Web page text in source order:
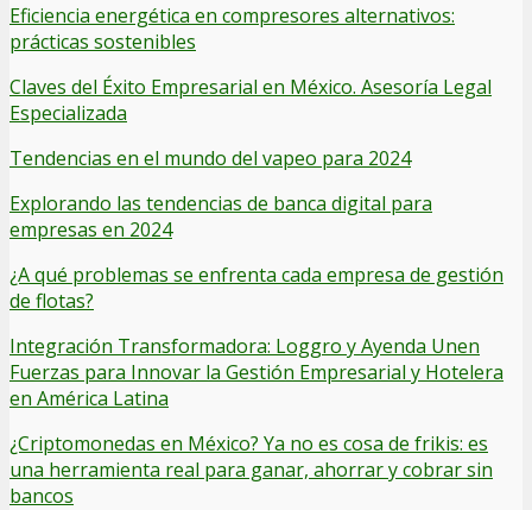
Eficiencia energética en compresores alternativos:
prácticas sostenibles
Claves del Éxito Empresarial en México. Asesoría Legal
Especializada
Tendencias en el mundo del vapeo para 2024
Explorando las tendencias de banca digital para
empresas en 2024
¿A qué problemas se enfrenta cada empresa de gestión
de flotas?
Integración Transformadora: Loggro y Ayenda Unen
Fuerzas para Innovar la Gestión Empresarial y Hotelera
en América Latina
¿Criptomonedas en México? Ya no es cosa de frikis: es
una herramienta real para ganar, ahorrar y cobrar sin
bancos